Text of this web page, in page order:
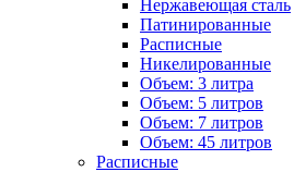
Нержавеющая сталь
Патинированные
Расписные
Никелированные
Объем: 3 литра
Объем: 5 литров
Объем: 7 литров
Объем: 45 литров
Расписные